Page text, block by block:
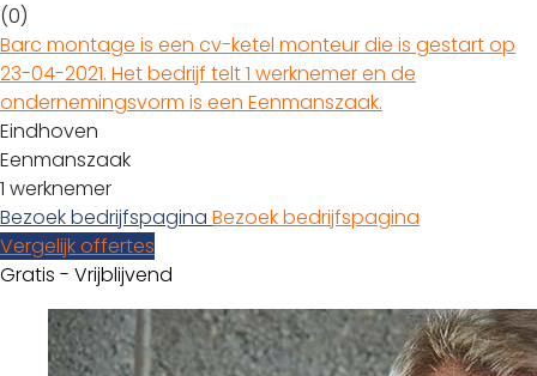
(0)
Barc montage is een cv-ketel monteur die is gestart op
23-04-2021. Het bedrijf telt 1 werknemer en de
ondernemingsvorm is een Eenmanszaak.
Eindhoven
Eenmanszaak
1 werknemer
Bezoek bedrijfspagina Bezoek bedrijfspagina
Vergelijk offertes
Gratis - Vrijblijvend